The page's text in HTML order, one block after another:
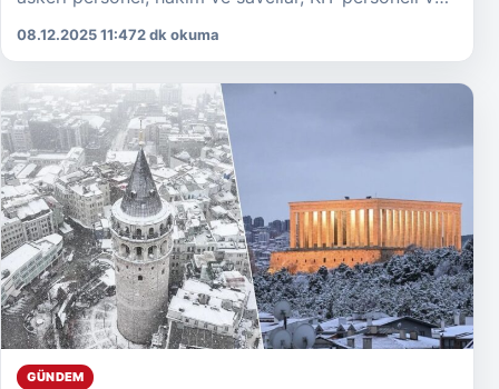
akademisyenler dahil çalışma hayatındaki tüm
08.12.2025 11:472 dk okuma
GÜNDEM